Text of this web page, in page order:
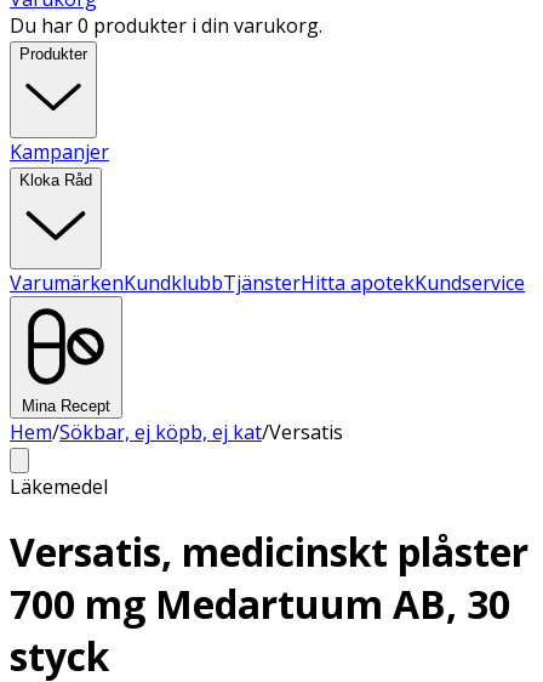
Du har 0 produkter i din varukorg.
Produkter
Kampanjer
Kloka Råd
VarumärkenKundklubbTjänsterHitta apotekKundservice
Mina Recept
Hem/Sökbar, ej köpb, ej kat/Versatis
Läkemedel
Versatis, medicinskt plåster
700 mg Medartuum AB, 30
styck